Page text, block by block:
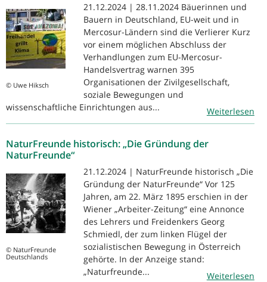
© Uwe Hiksch
21.12.2024 | 28.11.2024 Bäuerinnen und
Bauern in Deutschland, EU-weit und in
Mercosur-Ländern sind die Verlierer Kurz
vor einem möglichen Abschluss der
Verhandlungen zum EU-Mercosur-
Handelsvertrag warnen 395
Organisationen der Zivilgesellschaft,
soziale Bewegungen und
wissenschaftliche Einrichtungen aus...
Weiterlesen
NaturFreunde historisch: „Die Gründung der
NaturFreunde“
© NaturFreunde
Deutschlands
21.12.2024 | NaturFreunde historisch „Die
Gründung der NaturFreunde“ Vor 125
Jahren, am 22. März 1895 erschien in der
Wiener „Arbeiter-Zeitung“ eine Annonce
des Lehrers und Freidenkers Georg
Schmiedl, der zum linken Flügel der
sozialistischen Bewegung in Österreich
gehörte. In der Anzeige stand:
„Naturfreunde...
Weiterlesen